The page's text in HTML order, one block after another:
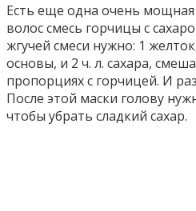
Есть еще одна очень
волос смесь горчицы с
жгучей смеси нужно: 1
основы, и 2 ч. л. сахара,
пропорциях с горчицей. И
После этой маски голову
чтобы убрать сладкий сахар.